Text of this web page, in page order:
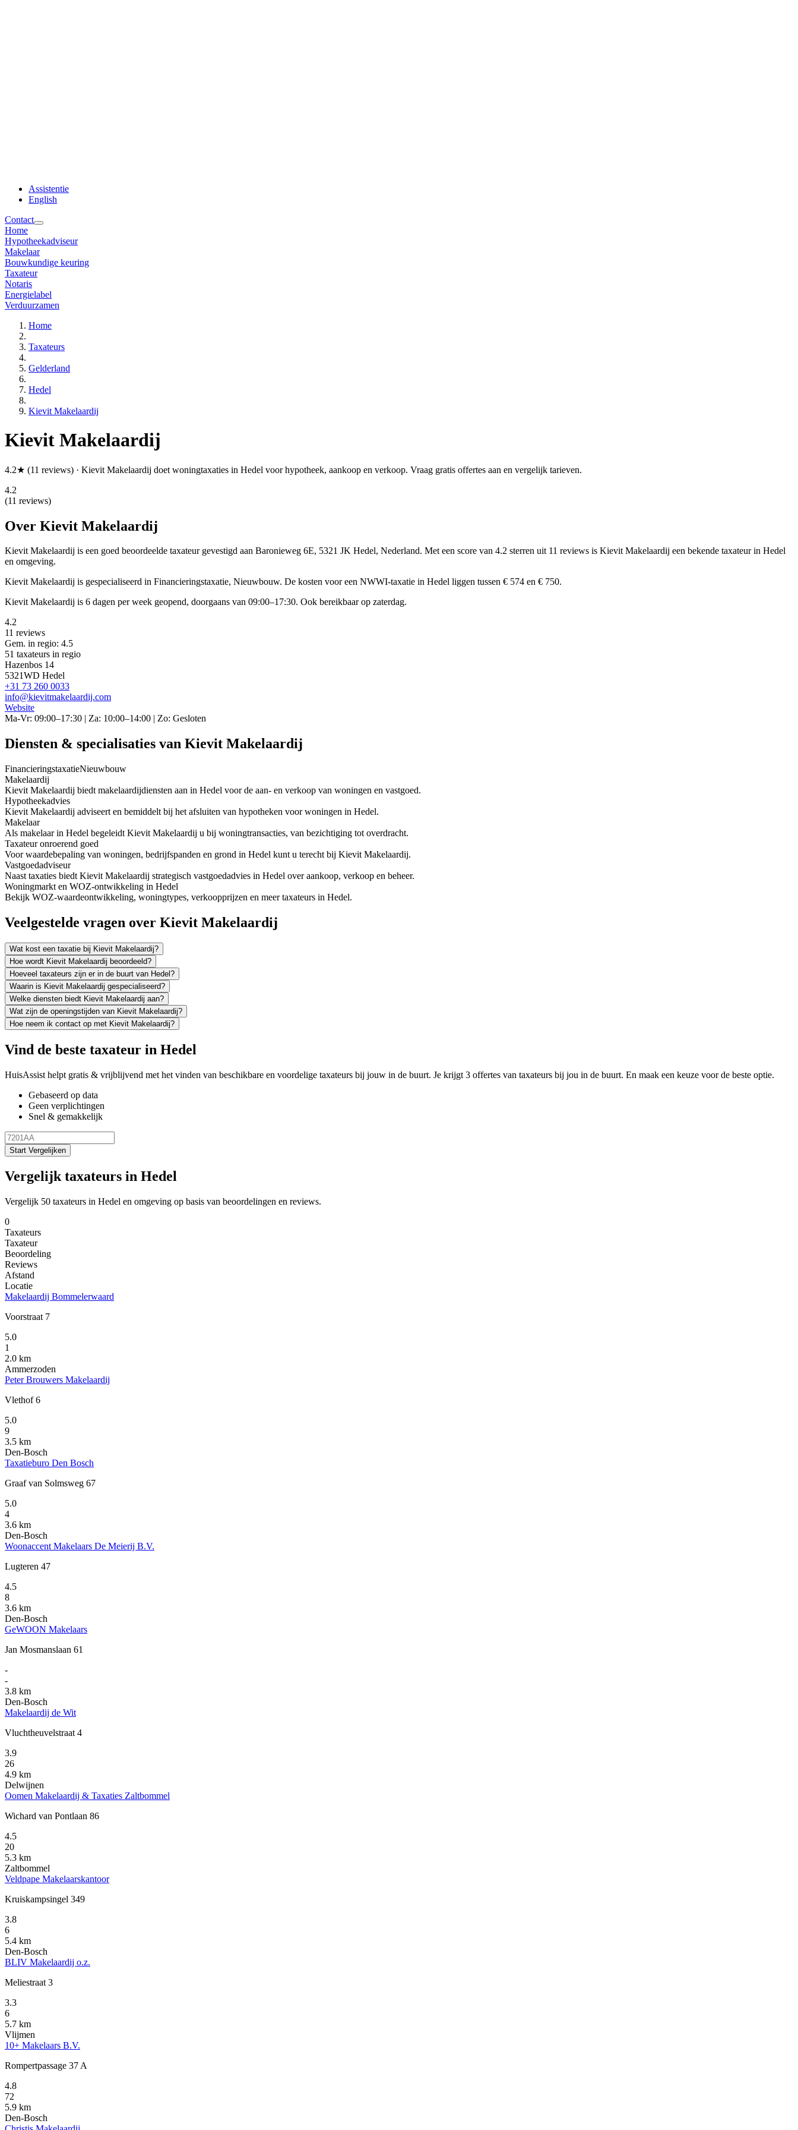
Assistentie
English
Contact
Home
Hypotheekadviseur
Makelaar
Bouwkundige keuring
Taxateur
Notaris
Energielabel
Verduurzamen
Home
Taxateurs
Gelderland
Hedel
Kievit Makelaardij
Kievit Makelaardij
4.2★ (11 reviews) · Kievit Makelaardij doet woningtaxaties in Hedel voor hypotheek, aankoop en verkoop. Vraag gratis offertes aan en vergelijk tarieven.
4.2
(11 reviews)
Over Kievit Makelaardij
Kievit Makelaardij is een goed beoordeelde taxateur gevestigd aan Baronieweg 6E, 5321 JK Hedel, Nederland. Met een score van 4.2 sterren uit 11 reviews is Kievit Makelaardij een bekende taxateur in Hedel
en omgeving.
Kievit Makelaardij is gespecialiseerd in Financieringstaxatie, Nieuwbouw. De kosten voor een NWWI-taxatie in Hedel liggen tussen € 574 en € 750.
Kievit Makelaardij is 6 dagen per week geopend, doorgaans van 09:00–17:30. Ook bereikbaar op zaterdag.
4.2
11 reviews
Gem. in regio: 4.5
51 taxateurs in regio
Hazenbos 14
5321WD Hedel
+31 73 260 0033
info@kievitmakelaardij.com
Website
Ma-Vr: 09:00–17:30 | Za: 10:00–14:00 | Zo: Gesloten
Diensten & specialisaties van Kievit Makelaardij
FinancieringstaxatieNieuwbouw
Makelaardij
Kievit Makelaardij biedt makelaardijdiensten aan in Hedel voor de aan- en verkoop van woningen en vastgoed.
Hypotheekadvies
Kievit Makelaardij adviseert en bemiddelt bij het afsluiten van hypotheken voor woningen in Hedel.
Makelaar
Als makelaar in Hedel begeleidt Kievit Makelaardij u bij woningtransacties, van bezichtiging tot overdracht.
Taxateur onroerend goed
Voor waardebepaling van woningen, bedrijfspanden en grond in Hedel kunt u terecht bij Kievit Makelaardij.
Vastgoedadviseur
Naast taxaties biedt Kievit Makelaardij strategisch vastgoedadvies in Hedel over aankoop, verkoop en beheer.
Woningmarkt en WOZ-ontwikkeling in Hedel
Bekijk WOZ-waardeontwikkeling, woningtypes, verkoopprijzen en meer taxateurs in Hedel.
Veelgestelde vragen over Kievit Makelaardij
Wat kost een taxatie bij Kievit Makelaardij?
Hoe wordt Kievit Makelaardij beoordeeld?
Hoeveel taxateurs zijn er in de buurt van Hedel?
Waarin is Kievit Makelaardij gespecialiseerd?
Welke diensten biedt Kievit Makelaardij aan?
Wat zijn de openingstijden van Kievit Makelaardij?
Hoe neem ik contact op met Kievit Makelaardij?
Vind de beste taxateur in Hedel
HuisAssist helpt gratis & vrijblijvend met het vinden van beschikbare en voordelige taxateurs bij jouw in de buurt. Je krijgt 3 offertes van taxateurs bij jou in de buurt. En maak een keuze voor de beste optie.
Gebaseerd op data
Geen verplichtingen
Snel & gemakkelijk
Start Vergelijken
Vergelijk taxateurs in Hedel
Vergelijk 50 taxateurs in Hedel en omgeving op basis van beoordelingen en reviews.
0
Taxateurs
Taxateur
Beoordeling
Reviews
Afstand
Locatie
Makelaardij Bommelerwaard
Voorstraat 7
5.0
1
2.0 km
Ammerzoden
Peter Brouwers Makelaardij
Vlethof 6
5.0
9
3.5 km
Den-Bosch
Taxatieburo Den Bosch
Graaf van Solmsweg 67
5.0
4
3.6 km
Den-Bosch
Woonaccent Makelaars De Meierij B.V.
Lugteren 47
4.5
8
3.6 km
Den-Bosch
GeWOON Makelaars
Jan Mosmanslaan 61
-
-
3.8 km
Den-Bosch
Makelaardij de Wit
Vluchtheuvelstraat 4
3.9
26
4.9 km
Delwijnen
Oomen Makelaardij & Taxaties Zaltbommel
Wichard van Pontlaan 86
4.5
20
5.3 km
Zaltbommel
Veldpape Makelaarskantoor
Kruiskampsingel 349
3.8
6
5.4 km
Den-Bosch
BLIV Makelaardij o.z.
Meliestraat 3
3.3
6
5.7 km
Vlijmen
10+ Makelaars B.V.
Rompertpassage 37 A
4.8
72
5.9 km
Den-Bosch